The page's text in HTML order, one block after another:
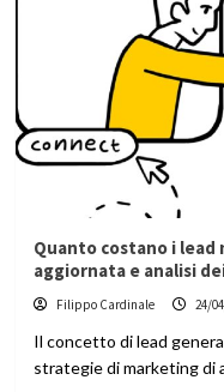
Quanto costano i
aggiornata e analisi
Filippo Cardinale 24/
Il concetto di lead
strategie di marketing di